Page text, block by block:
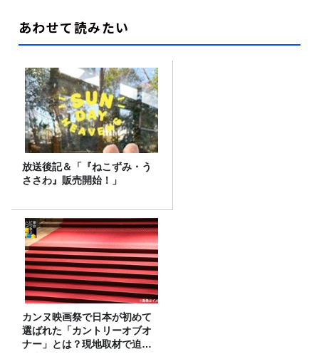
あわせて読みたい
放送後記＆「『ねこずみ・う
ささわ』販売開始！」
カンヌ映画祭で日本が初めて
選ばれた「カントリーオブオ
ナー」とは？現地取材で迫る